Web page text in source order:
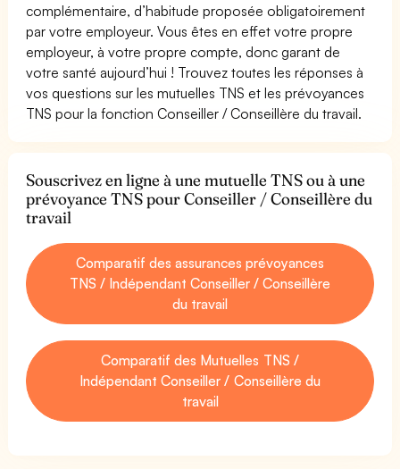
complémentaire, d’habitude proposée obligatoirement
par votre employeur. Vous êtes en effet votre propre
employeur, à votre propre compte, donc garant de
votre santé aujourd’hui ! Trouvez toutes les réponses à
vos questions sur les mutuelles TNS et les prévoyances
TNS pour la fonction Conseiller / Conseillère du travail.
Souscrivez en ligne à une mutuelle TNS ou à une
prévoyance TNS pour Conseiller / Conseillère du
travail
Comparatif des assurances prévoyances
TNS / Indépendant Conseiller / Conseillère
du travail
Comparatif des Mutuelles TNS /
Indépendant Conseiller / Conseillère du
travail